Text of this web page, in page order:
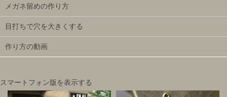
メガネ留めの作り方
目打ちで穴を大きくする
作り方の動画
スマートフォン版を表示する